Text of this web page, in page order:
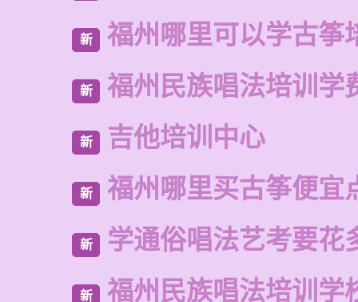
新 福州哪里可以学古筝
新 福州民族唱法培训学
新 吉他培训中心
新 福州哪里买古筝便宜
新 学通俗唱法艺考要花
新 福州民族唱法培训学